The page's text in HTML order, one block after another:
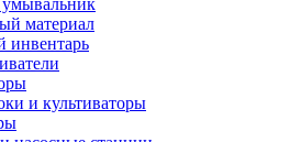
материал
инвентарь
и культиваторы